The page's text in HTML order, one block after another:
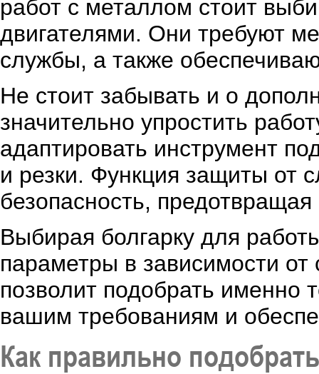
работ с металлом стоит
двигателями. Они требуют
службы, а также
Не стоит забывать и о
значительно упростить
адаптировать инструмент
и резки. Функция защиты от
безопасность,
Выбирая болгарку для
параметры в зависимости
позволит подобрать именно
вашим требованиям и
Как правильно